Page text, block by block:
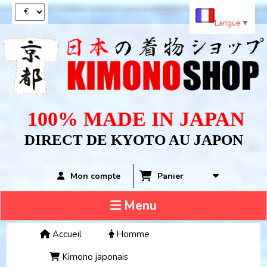
100% MADE IN JAPAN
DIRECT DE KYOTO AU JAPON
Mon compte Panier
Menu
Accueil
Homme
Kimono japonais
Langue ▼
Panneau de gestion des cookies